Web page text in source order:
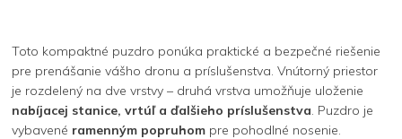
Toto kompaktné puzdro ponúka praktické a bezpečné riešenie
pre prenášanie vášho dronu a príslušenstva. Vnútorný priestor
je rozdelený na dve vrstvy – druhá vrstva umožňuje uloženie
nabíjacej stanice, vrtúľ a ďalšieho príslušenstva . Puzdro je
vybavené ramenným popruhom pre pohodlné nosenie.